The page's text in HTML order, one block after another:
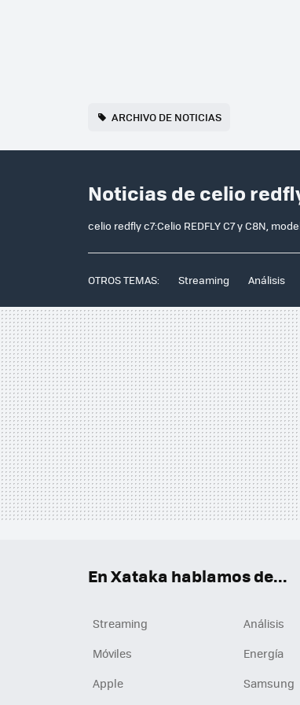
ARCHIVO DE NOTICIAS
Noticias de celio
celio redfly c7:Celio REDFLY C7 y C8N,
OTROS TEMAS: Streaming Análisis
En Xataka hablamos de...
Streaming Análisis
Móviles
Energía
Apple
Samsung